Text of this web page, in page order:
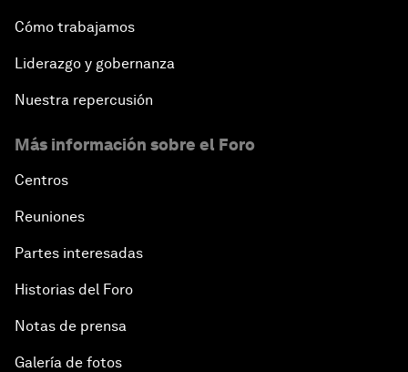
Cómo trabajamos
Liderazgo y gobernanza
Nuestra repercusión
Más información sobre el Foro
Centros
Reuniones
Partes interesadas
Historias del Foro
Notas de prensa
Galería de fotos